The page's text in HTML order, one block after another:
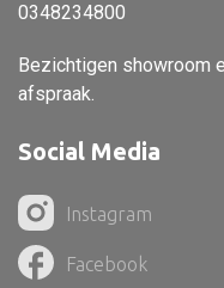
Alle deco
Vaas
Kandelaar
Object
Pilaar
0348234800
Bezichtigen showroom
afspraak.
Social Media
Instagram
Facebook